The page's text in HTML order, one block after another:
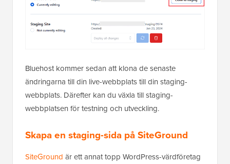
Bluehost kommer sedan att klona de senaste
ändringarna till din live-webbplats till din staging-
webbplats. Därefter kan du växla till staging-
webbplatsen för testning och utveckling.
Skapa en staging-sida på SiteGround
SiteGround är ett annat topp WordPress-värdföretag